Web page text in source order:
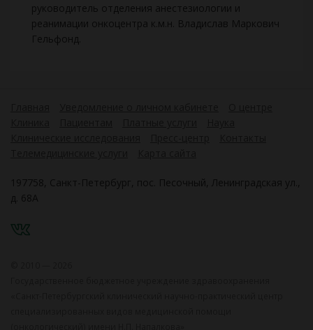
руководитель отделения анестезиологии и
реанимации онкоцентра к.м.н. Владислав Маркович
Гельфонд.
197758, Санкт-Петербург, пос. Песочный, Ленинградская ул.,
д. 68А